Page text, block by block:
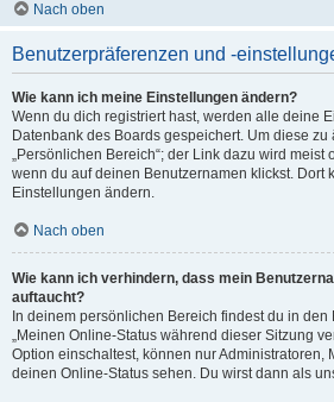
Nach oben
Benutzerpräferenzen und -
Wie kann ich meine Einstellungen ändern?
Wenn du dich registriert hast, werden alle deine
Datenbank des Boards gespeichert. Um diese zu
„Persönlichen Bereich“; der Link dazu wird meist
wenn du auf deinen Benutzernamen klickst. Dort
Einstellungen ändern.
Nach oben
Wie kann ich verhindern, dass mein
auftaucht?
In deinem persönlichen Bereich findest du in
„Meinen Online-Status während dieser Sitzung
Option einschaltest, können nur Administratoren,
deinen Online-Status sehen. Du wirst dann als